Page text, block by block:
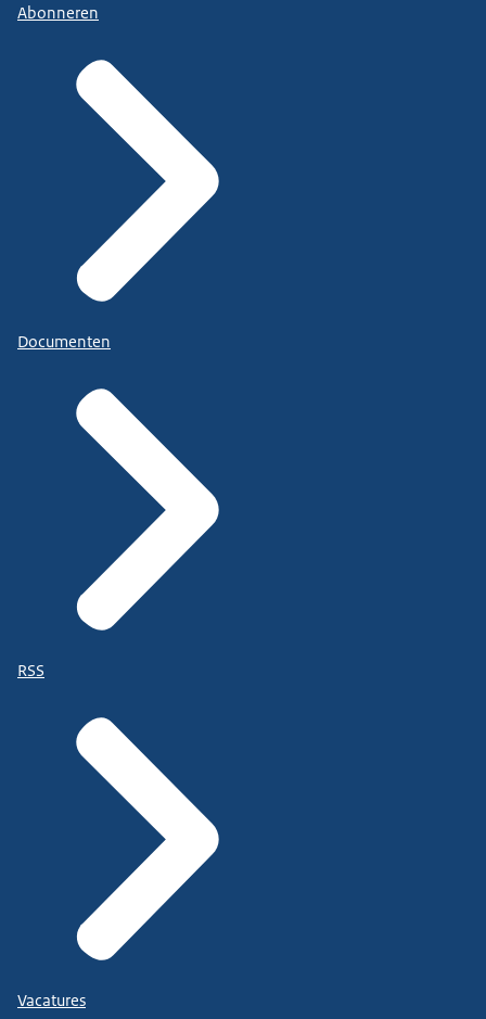
Abonneren
Documenten
RSS
Vacatures